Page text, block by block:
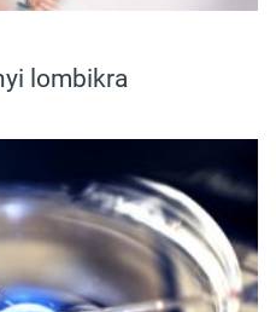
lombikra